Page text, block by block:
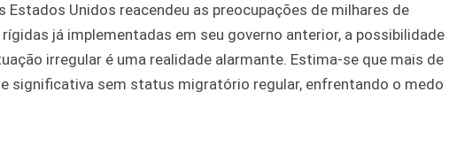
Unidos reacendeu as preocupações de milhares de
já implementadas em seu governo anterior, a possibilidade
irregular é uma realidade alarmante. Estima-se que mais de
significativa sem status migratório regular, enfrentando o medo